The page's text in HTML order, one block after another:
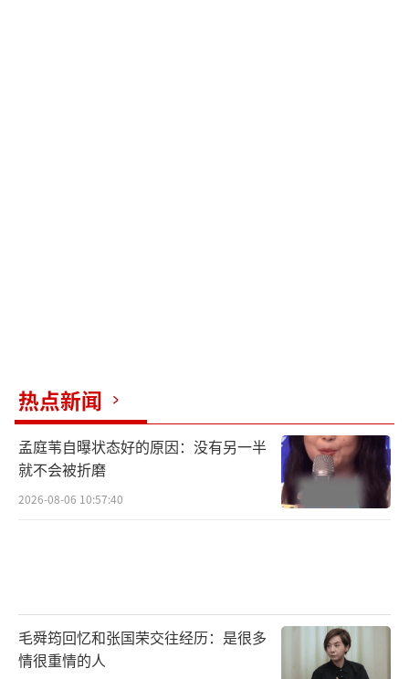
热点新闻
孟庭苇自曝状态好的原因：没有另一半
就不会被折磨
2026-08-06 10:57:40
毛舜筠回忆和张国荣交往经历：是很多
情很重情的人